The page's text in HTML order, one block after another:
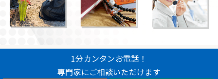
1分カンタンお電話！
専門家にご相談いただけます